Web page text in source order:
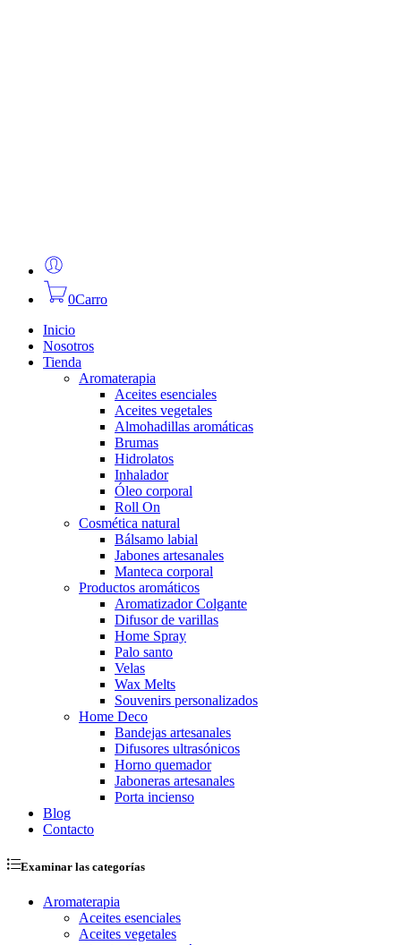
0Carro
Inicio
Nosotros
Tienda
Aromaterapia
Aceites esenciales
Aceites vegetales
Almohadillas aromáticas
Brumas
Hidrolatos
Inhalador
Óleo corporal
Roll On
Cosmética natural
Bálsamo labial
Jabones artesanales
Manteca corporal
Productos aromáticos
Aromatizador Colgante
Difusor de varillas
Home Spray
Palo santo
Velas
Wax Melts
Souvenirs personalizados
Home Deco
Bandejas artesanales
Difusores ultrasónicos
Horno quemador
Jaboneras artesanales
Porta incienso
Blog
Contacto
Examinar las categorías
Aromaterapia
Aceites esenciales
Aceites vegetales